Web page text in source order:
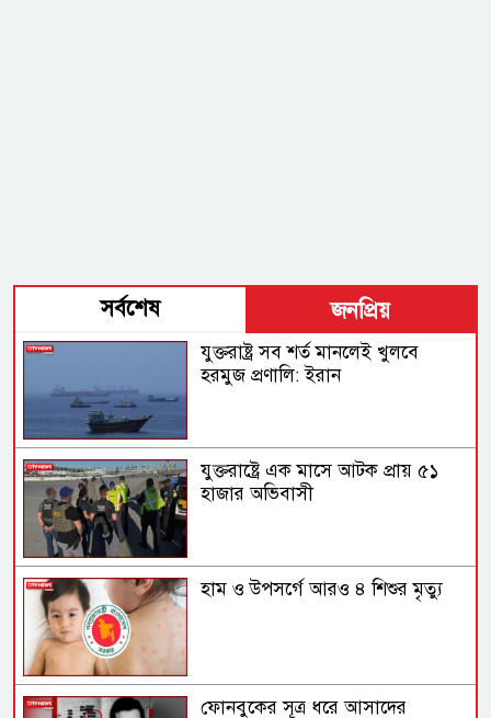
সর্বশেষ জনপ্রিয়
যুক্তরাষ্ট্র সব শর্ত মানলেই খুলবে
হরমুজ প্রণালি: ইরান
যুক্তরাষ্ট্রে এক মাসে আটক প্রায় ৫১
হাজার অভিবাসী
হাম ও উপসর্গে আরও ৪ শিশুর মৃত্যু
ফোনবুকের সূত্র ধরে আসাদের